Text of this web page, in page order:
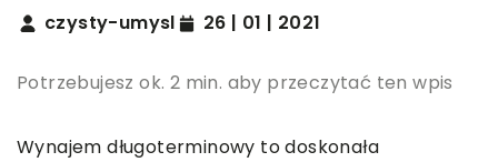
czysty-umysl 26 | 01 | 2021
Potrzebujesz ok. 2 min. aby przeczytać ten wpis
Wynajem długoterminowy to doskonała